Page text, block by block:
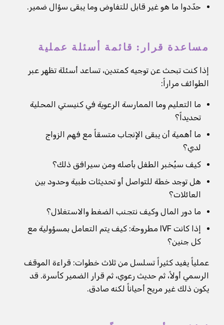
حدّدوا ما هو غير قابل للتفاوض وما يبقى سؤال ضمير.
مساعدة قرار: قائمة أسئلة عملية
إذا كنت تبحث عن توجيه كمتدين، تساعد أسئلة تظهر عبر
الطوائف مراراً:
ما التعليم وما الممارسة الرعوية في كنيستي المحلية
تحديداً؟
ما أهمية أن يبقى الإنجاب متسقاً مع فهم الزواج
لدي؟
كيف سيُخبر الطفل بأصله ومن سيرافق ذلك؟
هل توجد خطة للتواصل أو تحديثات طبية وحدود بين
العائلات؟
ما دور المال وكيف نتجنب الضغط والاستغلال؟
إذا كانت IVF مطروحة: كيف يتم التعامل بمسؤولية مع
كل جنين؟
عملياً يفيد كثيراً تسلسل من ثلاث خطوات: قراءة الموقف
الرسمي أولاً، ثم حديث رعوي، ثم قرار الضمير كأسرة. قد
يكون ذلك غير مريح أحياناً لكنه صادق.